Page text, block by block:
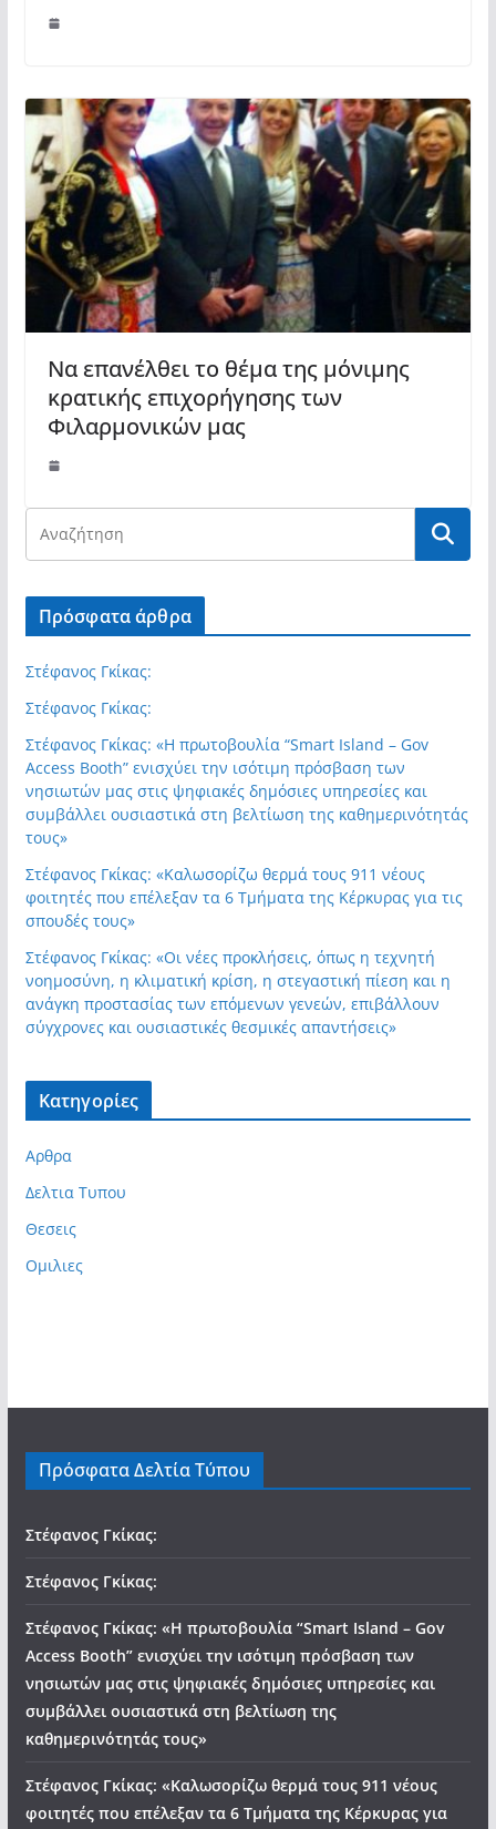
Να επανέλθει το θέμα της μόνιμης
κρατικής επιχορήγησης των
Φιλαρμονικών μας
Πρόσφατα άρθρα
Στέφανος Γκίκας:
Στέφανος Γκίκας:
Στέφανος Γκίκας: «Η πρωτοβουλία “Smart Island – Gov
Access Booth” ενισχύει την ισότιμη πρόσβαση των
νησιωτών μας στις ψηφιακές δημόσιες υπηρεσίες και
συμβάλλει ουσιαστικά στη βελτίωση της καθημερινότητάς
τους»
Στέφανος Γκίκας: «Καλωσορίζω θερμά τους 911 νέους
φοιτητές που επέλεξαν τα 6 Τμήματα της Κέρκυρας για τις
σπουδές τους»
Στέφανος Γκίκας: «Οι νέες προκλήσεις, όπως η τεχνητή
νοημοσύνη, η κλιματική κρίση, η στεγαστική πίεση και η
ανάγκη προστασίας των επόμενων γενεών, επιβάλλουν
σύγχρονες και ουσιαστικές θεσμικές απαντήσεις»
Kατηγορίες
Αρθρα
Δελτια Τυπου
Θεσεις
Ομιλιες
Πρόσφατα Δελτία Τύπου
Στέφανος Γκίκας:
Στέφανος Γκίκας:
Στέφανος Γκίκας: «Η πρωτοβουλία “Smart Island – Gov
Access Booth” ενισχύει την ισότιμη πρόσβαση των
νησιωτών μας στις ψηφιακές δημόσιες υπηρεσίες και
συμβάλλει ουσιαστικά στη βελτίωση της
καθημερινότητάς τους»
Στέφανος Γκίκας: «Καλωσορίζω θερμά τους 911 νέους
φοιτητές που επέλεξαν τα 6 Τμήματα της Κέρκυρας για